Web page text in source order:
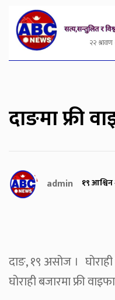
२२
दाङमा फ्री
admin १९
दाङ, १९ असोज ।
घोराही बजारमा फ्री